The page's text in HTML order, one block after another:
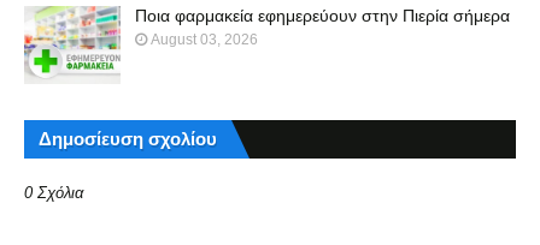
Ποια φαρμακεία εφημερεύουν στην Πιερία σήμερα
August 03, 2026
Δημοσίευση σχολίου
0 Σχόλια